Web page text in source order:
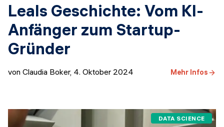
Leals Geschichte: Vom KI-
Anfänger zum Startup-
Gründer
von Claudia Boker, 4. Oktober 2024 Mehr Infos
DATA SCIENCE